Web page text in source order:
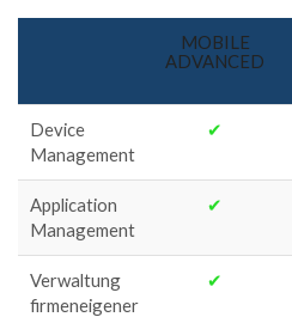
MOBILE
ADVANCED
Device
Management
✔
Application
Management
✔
Verwaltung
firmeneigener
✔